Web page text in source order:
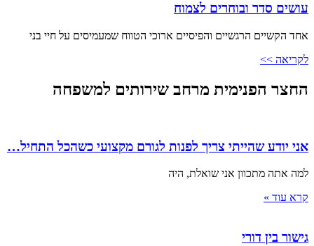
עושים סדר ובוחרים לצמוח
אחד הקשיים הרגשיים והפיסיים ארוכי הטווח שמעמיסים על חיי בני
לקריאה >>
החצר הפנימית מרחב שירותים למשפחה
אני יודע שהייתי צריך לפנות לגורם מקצועי כשהכל התחיל…
למה אתה מתכוון אני שואלת, היה
קרא עוד »
גישור בין דורי